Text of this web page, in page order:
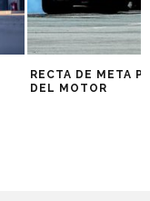
RECTA DE META
DEL MOTOR